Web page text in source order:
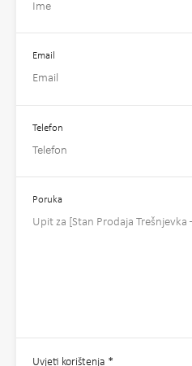
Email
Telefon
Poruka
Uvjeti korištenja *